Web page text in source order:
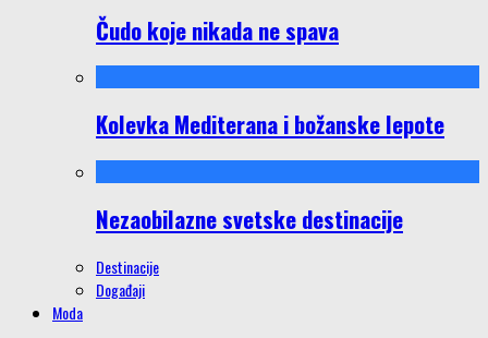
Čudo koje nikada ne spava
Kolevka Mediterana i božanske lepote
Nezaobilazne svetske destinacije
Destinacije
Događaji
Moda